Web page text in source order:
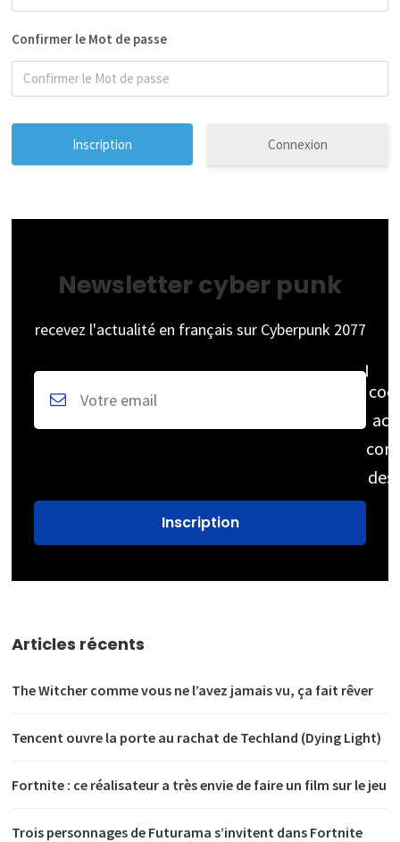
Confirmer le Mot de passe
Connexion
Newsletter cyber punk
recevez l'actualité en français sur Cyberpunk 2077
des
Articles récents
The Witcher comme vous ne l’avez jamais vu, ça fait rêver
Tencent ouvre la porte au rachat de Techland (Dying Light)
Fortnite : ce réalisateur a très envie de faire un film sur le jeu
Trois personnages de Futurama s’invitent dans Fortnite